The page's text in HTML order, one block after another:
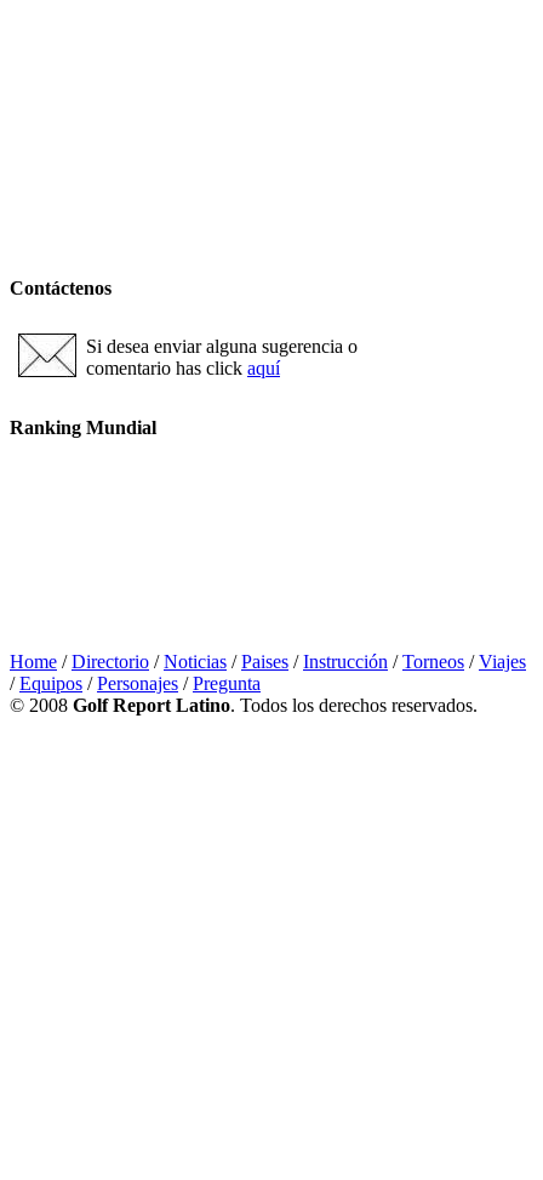
Contáctenos
Si desea enviar alguna sugerencia o
comentario has click aquí
Ranking Mundial
Home /Directorio /Noticias /Paises /Instrucción /Torneos /Viajes
/Equipos /Personajes /Pregunta
© 2008 Golf Report Latino. Todos los derechos reservados.